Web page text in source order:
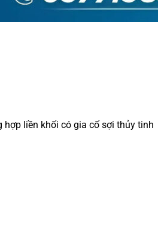
liền khối có gia cố sợi thủy tinh